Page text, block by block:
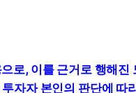
로, 이를 근거로 행해진
자자 본인의 판단에 따